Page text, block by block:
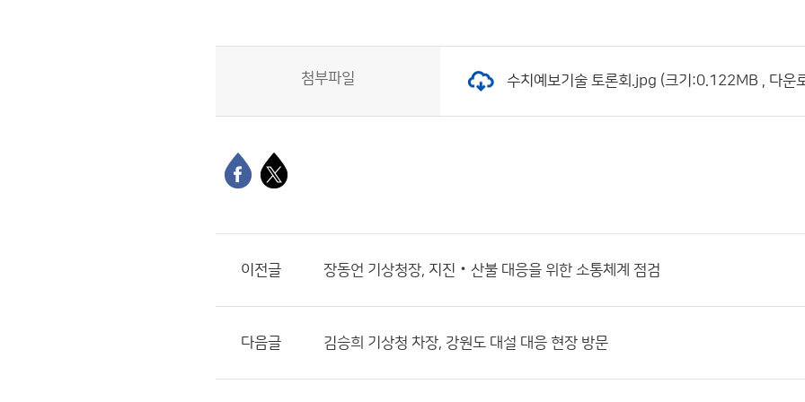
첨부파일 수치예보기술 토론회.jpg (크기:0.122MB , 다운
이전글 장동언 기상청장, 지진‧산불 대응을 위한 소통체계 점검
다음글 김승희 기상청 차장, 강원도 대설 대응 현장 방문